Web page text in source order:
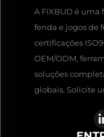
A FIXBUD é uma
fenda e jogos de
certificações
OEM/ODM,
soluções
globais. Solicite